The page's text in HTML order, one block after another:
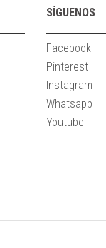
SÍGUENOS
Facebook
Pinterest
Instagram
Whatsapp
Youtube